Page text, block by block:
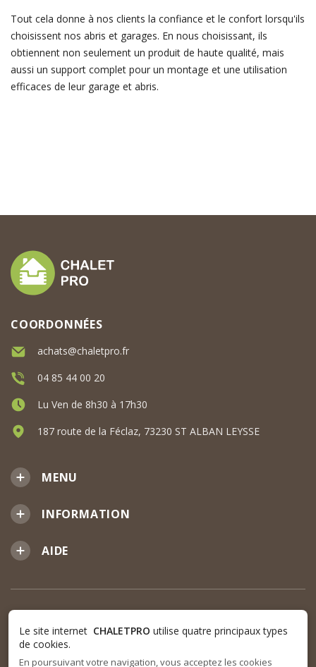
Tout cela donne à nos clients la confiance et le confort lorsqu'ils
choisissent nos abris et garages. En nous choisissant, ils
obtiennent non seulement un produit de haute qualité, mais
aussi un support complet pour un montage et une utilisation
efficaces de leur garage et abris.
MENU
INFORMATION
AIDE
COORDONNÉES
achats@chaletpro.fr
04 85 44 00 20
Lu Ven de 8h30 à 17h30
187 route de la Féclaz, 73230 ST ALBAN LEYSSE
Le site internet CHALETPRO utilise quatre principaux types
de cookies.
En poursuivant votre navigation, vous acceptez les cookies